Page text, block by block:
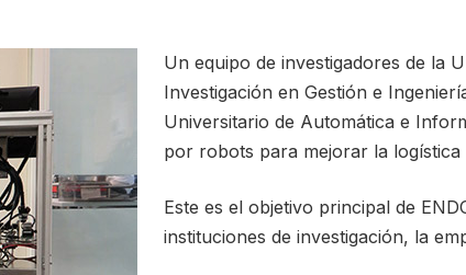
Un equipo de investigadores de la
Investigación en Gestión e
Universitario de Automática e
por robots para mejorar la
Este es el objetivo principal de
instituciones de investigación, la